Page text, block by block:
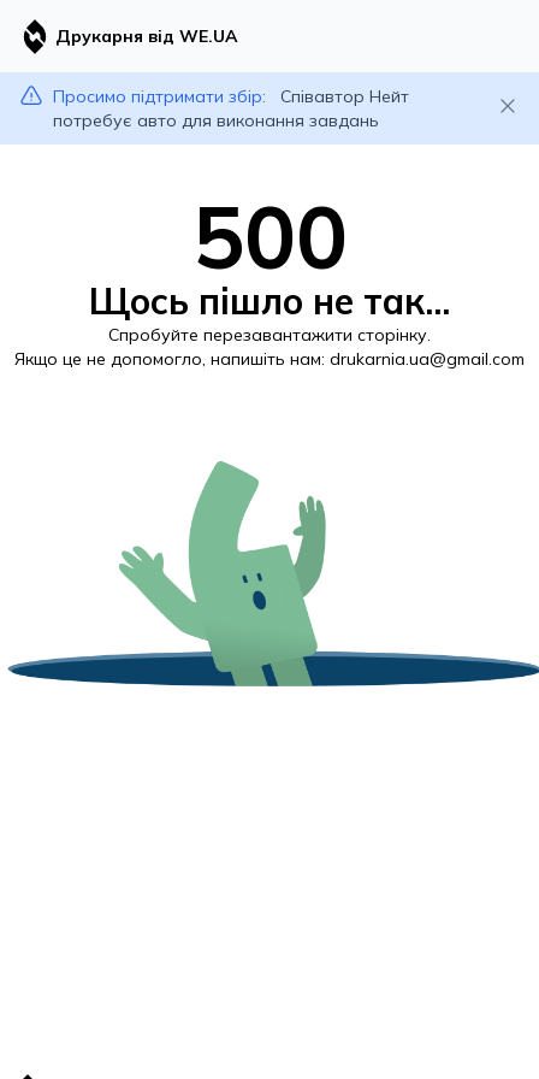
Друкарня від WE.UA
Просимо підтримати збір:
Співавтор Нейт
потребує авто для виконання завдань
500
Щось пішло не так...
Спробуйте перезавантажити сторінку.
Якщо це не допомогло, напишіть нам: drukarnia.ua@gmail.com